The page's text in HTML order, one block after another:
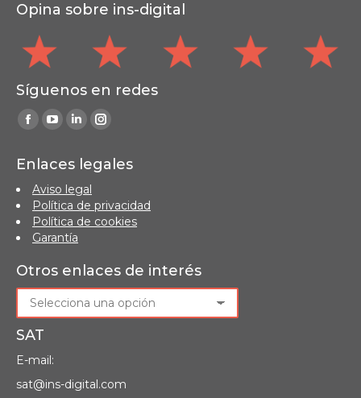
Opina sobre ins-digital
Síguenos en redes
Find us on:
Facebook
opens
in
new
window
YouTube
opens
in
new
window
Linkedin
opens
in
new
window
Instagram
opens
new
Enlaces legales
Aviso legal
Política de privacidad
Política de cookies
Garantía
Otros enlaces de interés
SAT
E-mail:
sat@ins-digital.com